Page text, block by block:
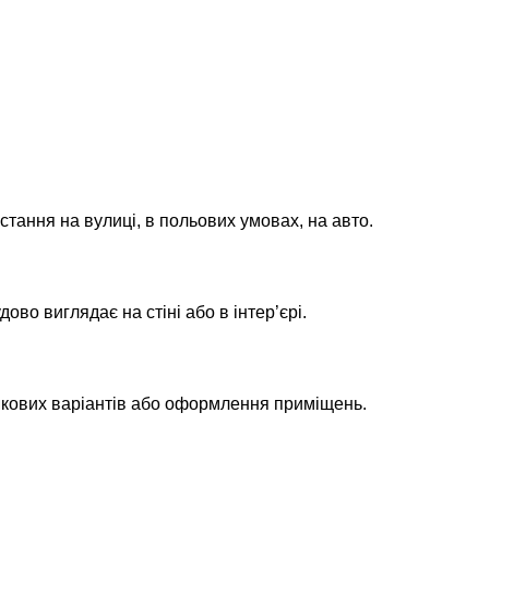
на вулиці, в польових умовах, на авто.
виглядає на стіні або в інтер’єрі.
варіантів або оформлення приміщень.